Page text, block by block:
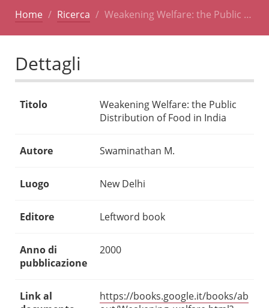
Home Ricerca Weakening Welfare: the Public …
Dettagli
Titolo
Weakening Welfare: the Public
Distribution of Food in India
Autore Swaminathan M.
Luogo New Delhi
Editore Leftword book
Anno di
pubblicazione
2000
Link al
https://books.google.it/books/ab